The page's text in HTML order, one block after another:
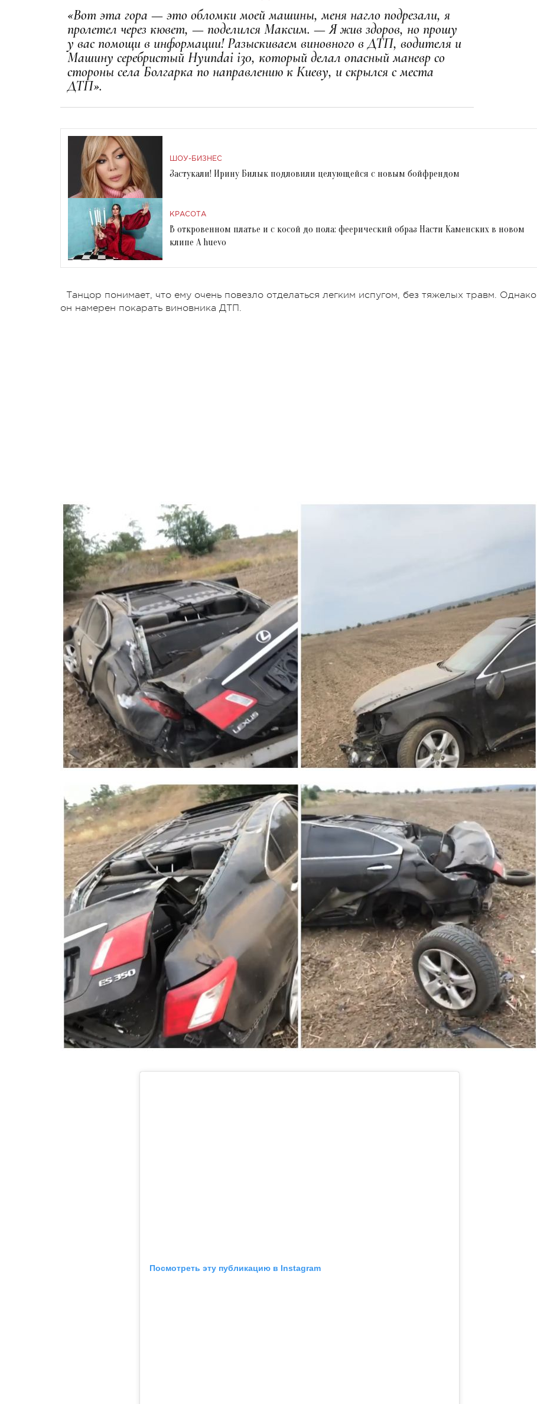
«Вот эта гора — это обломки моей машины, меня нагло подрезали, я
пролетел через кювет, — поделился Максим. — Я жив здоров, но прошу
у вас помощи в информации! Разыскиваем виновного в ДТП, водителя и
Машину серебристый Hyundai i30, который делал опасный маневр со
стороны села Болгарка по направлению к Киеву, и скрылся с места
ДТП».
ШОУ-БИЗНЕС
Застукали! Ирину Билык подловили целующейся с новым бойфрендом
КРАСОТА
В откровенном платье и с косой до пола: феерический образ Насти Каменских в новом
клипе A huevo
Танцор понимает, что ему очень повезло отделаться легким испугом, без тяжелых травм. Однако
он намерен покарать виновника ДТП.
Посмотреть эту публикацию в Instagram